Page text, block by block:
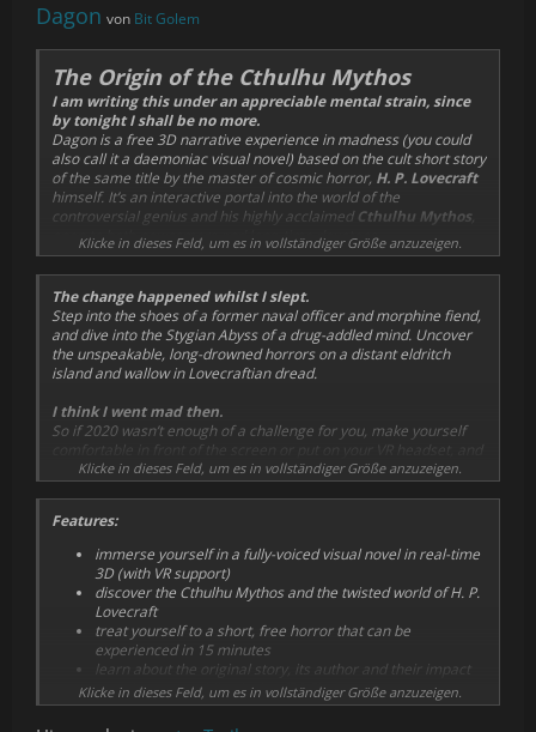
Dagon von Bit Golem
The Origin of the Cthulhu Mythos
I am writing this under an appreciable mental strain, since
by tonight I shall be no more.
Dagon is a free 3D narrative experience in madness (you could
also call it a daemoniac visual novel) based on the cult short story
of the same title by the master of cosmic horror, H. P. Lovecraft
himself. It’s an interactive portal into the world of the
controversial genius and his highly acclaimed Cthulhu Mythos
open to both newcomers and long-time devotees.
Klicke in dieses Feld, um es in vollständiger Größe anzuzeigen.
The change happened whilst I slept.
Step into the shoes of a former naval officer and morphine fiend,
and dive into the Stygian Abyss of a drug-addled mind. Uncover
the unspeakable, long-drowned horrors on a distant eldritch
island and wallow in Lovecraftian dread.
I think I went mad then.
So if 2020 wasn’t enough of a challenge for you, make yourself
comfortable in front of the screen or put on your VR headset, and
experience cosmic horror first-hand. It will only take about 15
minutes, but you may never look at the ocean the same way.
Klicke in dieses Feld, um es in vollständiger Größe anzuzeigen.
Features:
immerse yourself in a fully-voiced visual novel in real-time
3D (with VR support)
discover the Cthulhu Mythos and the twisted world of H. P.
Lovecraft
treat yourself to a short, free horror that can be
experienced in 15 minutes
learn about the original story, its author and their impact
on culture etc. while playing(DLC)
get a free audiobook and a screenshot-filled e-book(DLC)
Klicke in dieses Feld, um es in vollständiger Größe anzuzeigen.